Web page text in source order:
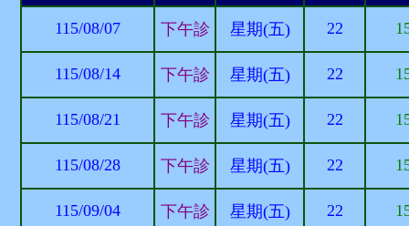
115/08/07 下午診 星期(五) 22
115/08/14 下午診 星期(五) 22
115/08/21 下午診 星期(五) 22
115/08/28 下午診 星期(五) 22
115/09/04 下午診 星期(五) 22